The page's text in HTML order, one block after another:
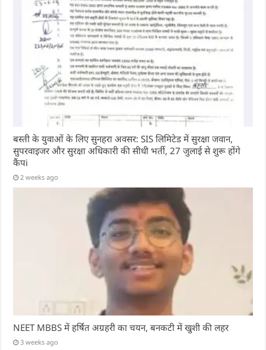
बस्ती के युवाओं के लिए सुनहरा अवसर: SIS लिमिटेड में सुरक्षा जवान,
सुपरवाइजर और सुरक्षा अधिकारी की सीधी भर्ती, 27 जुलाई से शुरू होंगे
कैंपi
2 weeks ago
NEET MBBS में हर्षित अग्रहरी का चयन, बनकटी में खुशी की लहर
3 weeks ago